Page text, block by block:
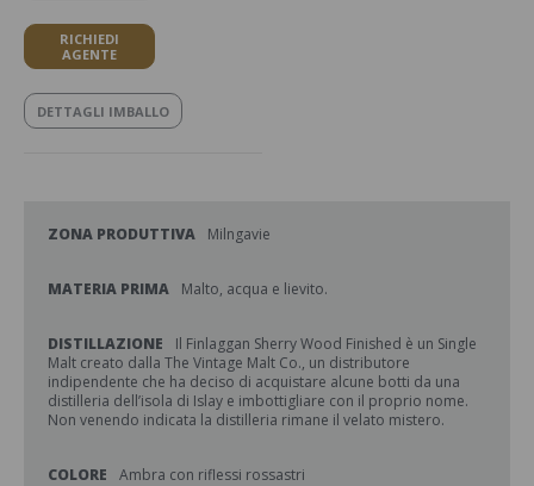
RICHIEDI
AGENTE
DETTAGLI IMBALLO
ZONA PRODUTTIVA Milngavie
MATERIA PRIMA Malto, acqua e lievito.
DISTILLAZIONE
Il Finlaggan Sherry Wood Finished è un Single
Malt creato dalla The Vintage Malt Co., un distributore
indipendente che ha deciso di acquistare alcune botti da una
distilleria dell’isola di Islay e imbottigliare con il proprio nome.
Non venendo indicata la distilleria rimane il velato mistero.
COLORE Ambra con riflessi rossastri